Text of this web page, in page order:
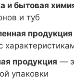
и бытовая
и туб
продукция
продукция —
упаковки